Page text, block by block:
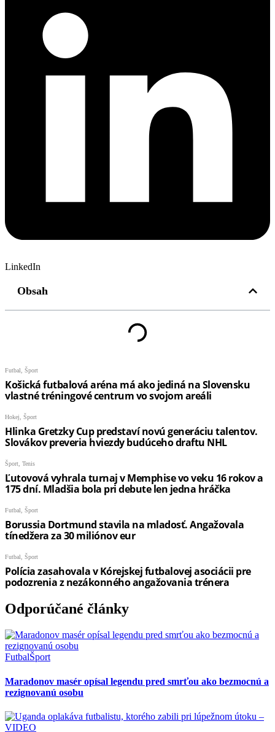
LinkedIn
Obsah
Odporúčané články
FutbalŠport
Maradonov masér opísal legendu pred smrťou ako bezmocnú a
rezignovanú osobu